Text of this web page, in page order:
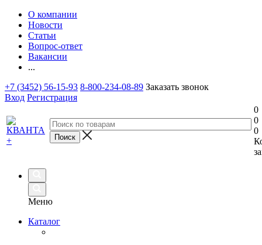
О компании
Новости
Статьи
Вопрос-ответ
Вакансии
...
+7 (3452) 56-15-93 8-800-234-08-89 Заказать звонок
Вход Регистрация
0
0
0
Меню
Каталог